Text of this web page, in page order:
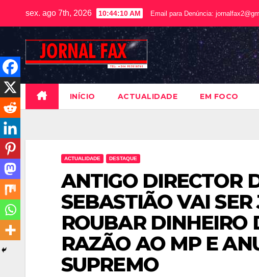
sex. ago 7th, 2026 10:44:11 AM Email para Denúncia:
INÍCIO ACTUALIDADE EM FOCO
ACTUALIDADE DESTAQUE
ANTIGO DIRECTOR
SEBASTIÃO VAI
ROUBAR DINHEIRO
RAZÃO AO MP E
SUPREMO